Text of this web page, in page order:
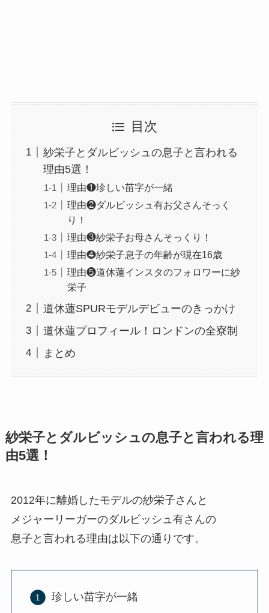
目次
紗栄子とダルビッシュの息子と言われる
理由5選！
理由❶珍しい苗字が一緒
理由❷ダルビッシュ有お父さんそっく
り！
理由❸紗栄子お母さんそっくり！
理由❹紗栄子息子の年齢が現在16歳
理由❺道休蓮インスタのフォロワーに紗
栄子
道休蓮SPURモデルデビューのきっかけ
道休蓮プロフィール！ロンドンの全寮制
まとめ
紗栄子とダルビッシュの息子と言われる理
由5選！
2012年に離婚したモデルの紗栄子さんと
メジャーリーガーのダルビッシュ有さんの
息子と言われる理由は以下の通りです。
珍しい苗字が一緒